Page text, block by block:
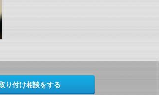
り付け相談をする